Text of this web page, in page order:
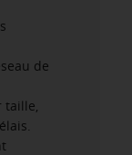
de
taille,